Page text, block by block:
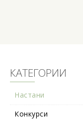
КАТЕГОРИИ
Настани
Конкурси